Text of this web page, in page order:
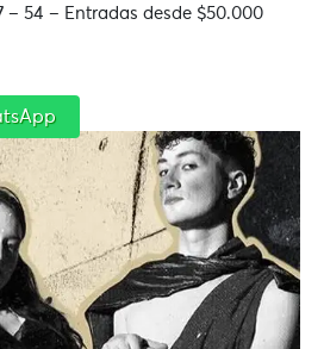
– 54 – Entradas desde $50.000